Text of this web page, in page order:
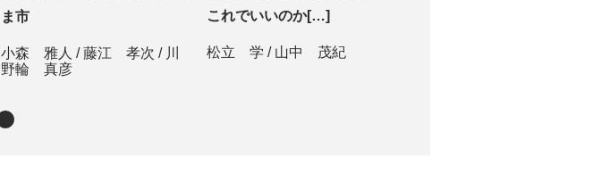
ま市
小森 雅人 / 藤江 孝次 / 川
野輪 真彦
これでいいのか[…]
松立 学 / 山中 茂紀